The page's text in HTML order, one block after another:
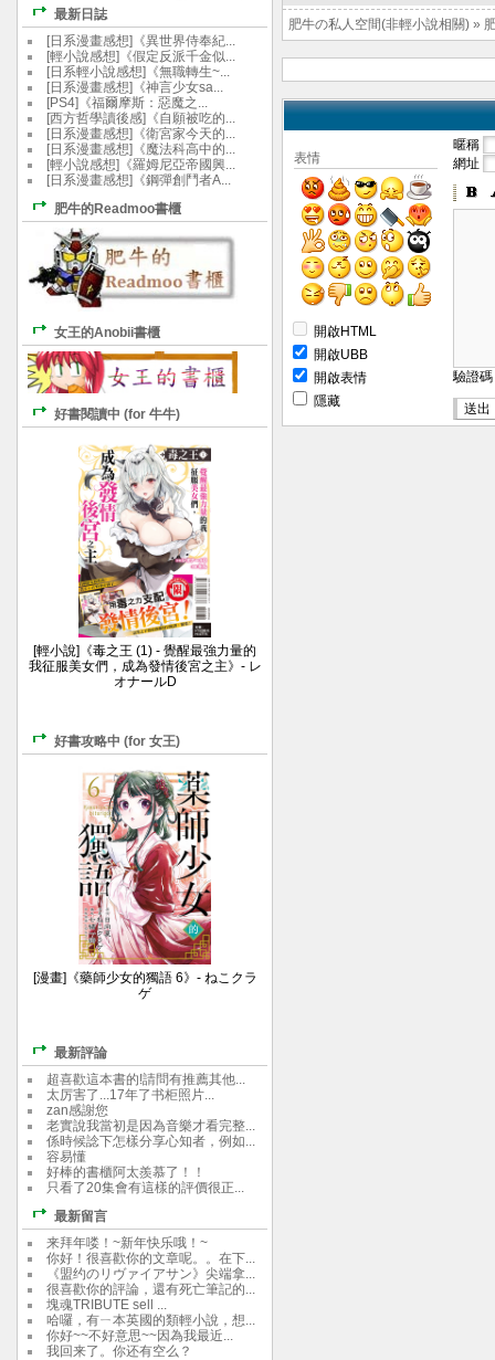
肥牛の私人空間(非輕小說相關) »
表情
開啟HTML
開啟UBB
開啟表情
隱藏
暱稱
網址
驗證
最新日誌
[日系漫畫感想]《異世界侍奉紀...
[輕小說感想]《假定反派千金似...
[日系輕小說感想]《無職轉生~...
[日系漫畫感想]《神言少女sa...
[PS4]《福爾摩斯：惡魔之...
[西方哲學讀後感]《自願被吃的...
[日系漫畫感想]《衛宮家今天的...
[日系漫畫感想]《魔法科高中的...
[輕小說感想]《羅姆尼亞帝國興...
[日系漫畫感想]《鋼彈創鬥者A...
肥牛的Readmoo書櫃
女王的Anobii書櫃
好書閱讀中 (for 牛牛)
[輕小說]《毒之王 (1) - 覺醒最強力量的
我征服美女們，成為發情後宮之主》- レ
オナールD
好書攻略中 (for 女王)
[漫畫]《藥師少女的獨語 6》- ねこクラ
ゲ
最新評論
超喜歡這本書的!請問有推薦其他...
太厉害了...17年了书柜照片...
zan感謝您
老實說我當初是因為音樂才看完整...
係時候諗下怎樣分享心知者，例如...
容易懂
好棒的書櫃阿太羨慕了！！
只看了20集會有這樣的評價很正...
最新留言
来拜年喽！~新年快乐哦！~
你好！很喜歡你的文章呢。。在下...
《盟约のリヴァイアサン》尖端拿...
很喜歡你的評論，還有死亡筆記的...
塊魂TRIBUTE sell ...
哈囉，有ㄧ本英國的類輕小說，想...
你好~~不好意思~~因為我最近...
我回来了。你还有空么？